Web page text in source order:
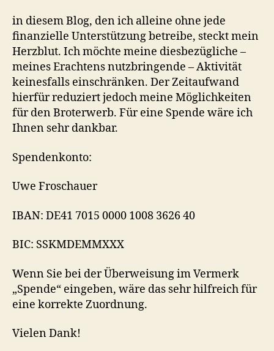
in diesem Blog, den ich alleine ohne jede
finanzielle Unterstützung betreibe, steckt mein
Herzblut. Ich möchte meine diesbezügliche –
meines Erachtens nutzbringende – Aktivität
keinesfalls einschränken. Der Zeitaufwand
hierfür reduziert jedoch meine Möglichkeiten
für den Broterwerb. Für eine Spende wäre ich
Ihnen sehr dankbar.
Spendenkonto:
Uwe Froschauer
IBAN: DE41 7015 0000 1008 3626 40
BIC: SSKMDEMMXXX
Wenn Sie bei der Überweisung im Vermerk
„Spende“ eingeben, wäre das sehr hilfreich für
eine korrekte Zuordnung.
Vielen Dank!